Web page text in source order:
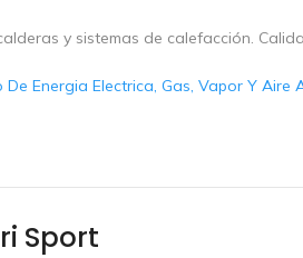
y sistemas de calefacción.
De Energia Electrica, Gas, Vapor Y Aire
Sport